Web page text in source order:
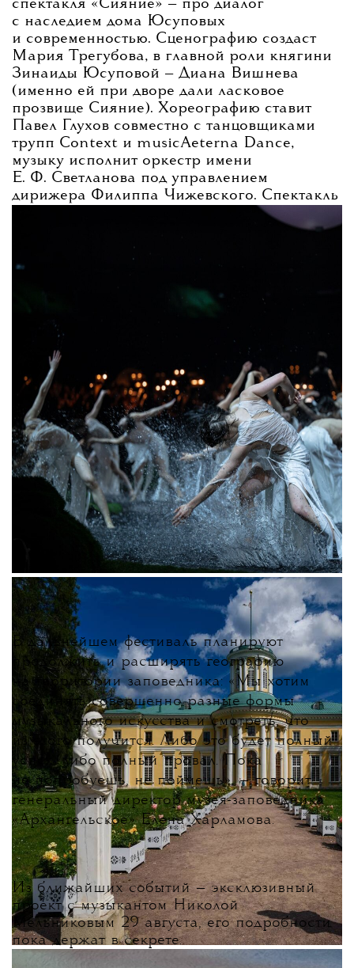
спектакля «Сияние» — про диалог
с наследием дома Юсуповых
и современностью. Сценографию создаст
Мария Трегубова, в главной роли княгини
Зинаиды Юсуповой — Диана Вишнева
(именно ей при дворе дали ласковое
прозвище Сияние). Хореографию ставит
Павел Глухов совместно с танцовщиками
трупп Context и musicAeterna Dance,
музыку исполнит оркестр имени
Е. Ф. Светланова под управлением
дирижера Филиппа Чижевского. Спектакль
пройдет под открытым небом в Большом
Также в эти дни будут проходить камерные
музыкальные концерты и кинопоказы при
участии критика Егора Москвитина.
В дальнейшем фестиваль планируют
продолжить и расширять географию
на территории заповедника: «Мы хотим
соединять совершенно разные формы
музыкального искусства и смотреть, что
из этого получится. Либо это будет полный
успех, либо полный провал. Пока
не попробуешь, не поймешь», — говорит
генеральный директор музея-заповедника
«Архангельское» Елена Харламова.
Из ближайших событий — эксклюзивный
проект с музыкантом Николой
Мельниковым 29 августа, его подробности
пока держат в секрете.
КАТЕРИНА КУКУШКИНА